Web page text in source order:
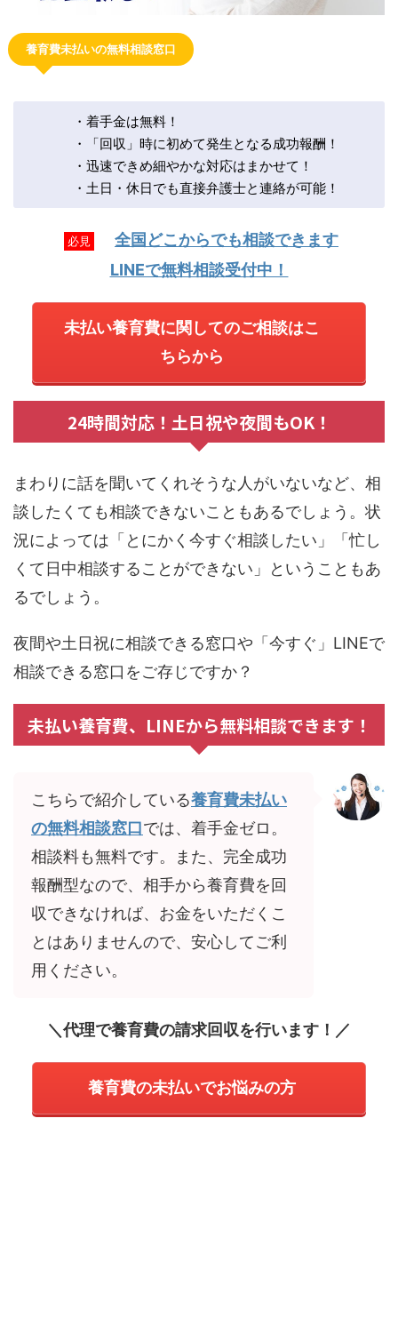
養育費未払いの無料相談窓口
・着手金は無料！
・「回収」時に初めて発生となる成功報酬！
・迅速できめ細やかな対応はまかせて！
・土日・休日でも直接弁護士と連絡が可能！
必見
全国どこからでも相談できます
LINEで無料相談受付中！
未払い養育費に関してのご相談はこ
ちらから
24時間対応！土日祝や夜間もOK！
まわりに話を聞いてくれそうな人がいないなど、相
談したくても相談できないこともあるでしょう。状
況によっては「とにかく今すぐ相談したい」「忙し
くて日中相談することができない」ということもあ
るでしょう。
夜間や土日祝に相談できる窓口や「今すぐ」LINEで
相談できる窓口をご存じですか？
未払い養育費、LINEから無料相談できます！
こちらで紹介している養育費未払い
の無料相談窓口では、着手金ゼロ。
相談料も無料です。また、完全成功
報酬型なので、相手から養育費を回
収できなければ、お金をいただくこ
とはありませんので、安心してご利
用ください。
＼代理で養育費の請求回収を行います！／
養育費の未払いでお悩みの方